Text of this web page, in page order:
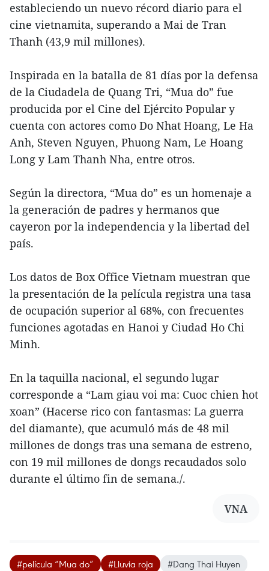
estableciendo un nuevo récord diario para el
cine vietnamita, superando a Mai de Tran
Thanh (43,9 mil millones).
Inspirada en la batalla de 81 días por la defensa
de la Ciudadela de Quang Tri, “Mua do” fue
producida por el Cine del Ejército Popular y
cuenta con actores como Do Nhat Hoang, Le Ha
Anh, Steven Nguyen, Phuong Nam, Le Hoang
Long y Lam Thanh Nha, entre otros.
Según la directora, “Mua do” es un homenaje a
la generación de padres y hermanos que
cayeron por la independencia y la libertad del
país.
Los datos de Box Office Vietnam muestran que
la presentación de la película registra una tasa
de ocupación superior al 68%, con frecuentes
funciones agotadas en Hanoi y Ciudad Ho Chi
Minh.
En la taquilla nacional, el segundo lugar
corresponde a “Lam giau voi ma: Cuoc chien hot
xoan” (Hacerse rico con fantasmas: La guerra
del diamante), que acumuló más de 48 mil
millones de dongs tras una semana de estreno,
con 19 mil millones de dongs recaudados solo
durante el último fin de semana./.
VNA
#película “Mua do” #Lluvia roja #Dang Thai Huyen